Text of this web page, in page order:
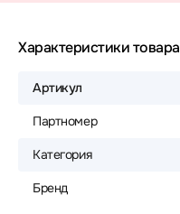
Характеристики товара
Артикул
Партномер
Категория
Бренд